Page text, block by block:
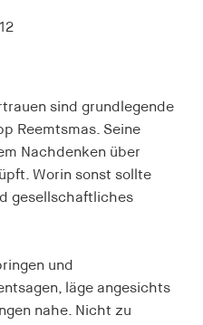
sind grundlegende
Reemtsmas. Seine
Nachdenken über
Worin sonst sollte
gesellschaftliches
und
läge angesichts
nahe. Nicht zu
des Benutzers
Domäne.